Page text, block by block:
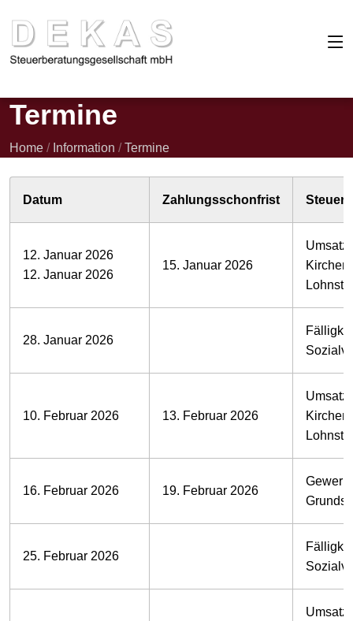
Termine
Home / Information / Termine
Datum Zahlungsschonfrist Steuern
12. Januar 2026
12. Januar 2026
15. Januar 2026
28. Januar 2026
10. Februar 2026 13. Februar 2026
16. Februar 2026 19. Februar 2026
25. Februar 2026